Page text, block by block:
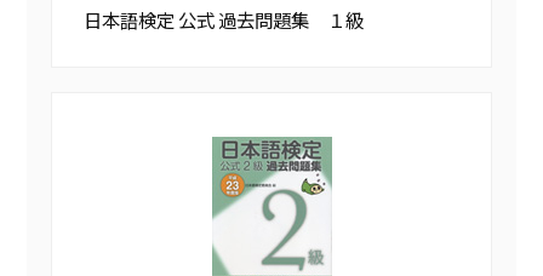
日本語検定 公式 過去問題集 １級